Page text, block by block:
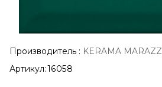
Производитель : KERAMA MARAZZI
Артикул: 16058